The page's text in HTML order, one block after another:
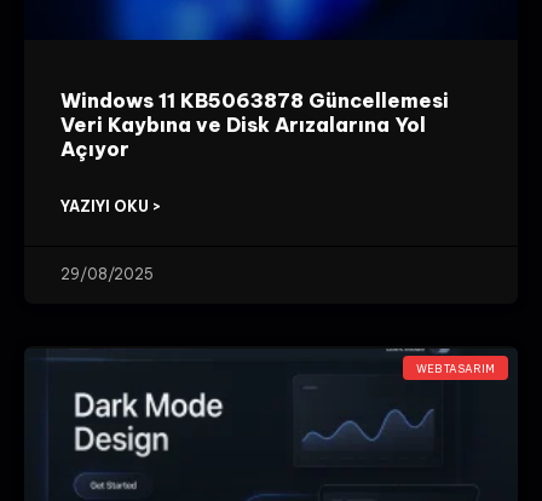
Windows 11 KB5063878 Güncellemesi
Veri Kaybına ve Disk Arızalarına Yol
Açıyor
YAZIYI OKU >
29/08/2025
WEB TASARIM